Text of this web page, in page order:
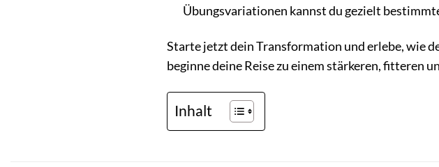
Übungsvariationen kannst du gezielt
Starte jetzt dein Transformation und erlebe, wie
beginne deine Reise zu einem stärkeren, fitteren
Inhalt